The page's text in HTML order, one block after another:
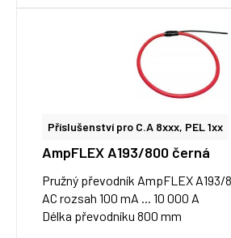
Příslušenství pro C.A 8xxx, PEL 1xx
AmpFLEX A193/800 černá
Pružný převodník AmpFLEX A193/
AC rozsah 100 mA ... 10 000 A
Délka převodníku 800 mm